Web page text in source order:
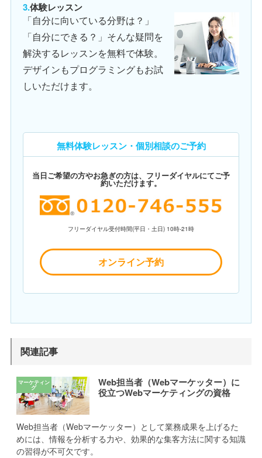
体験レッスン
「自分に向いている分野は？」
「自分にできる？」そんな疑問を
解決するレッスンを無料で体験。
デザインもプログラミングもお試
しいただけます。
無料体験レッスン・個別相談のご予約
当日ご希望の方やお急ぎの方は、フリーダイヤルにてご予
約いただけます。
フリーダイヤル受付時間(平日・土日) 10時-21時
オンライン予約
関連記事
Web担当者（Webマーケッター）に
役立つWebマーケティングの資格
Web担当者（Webマーケッター）として業務成果を上げるた
めには、情報を分析する力や、効果的な集客方法に関する知識
の習得が不可欠です。